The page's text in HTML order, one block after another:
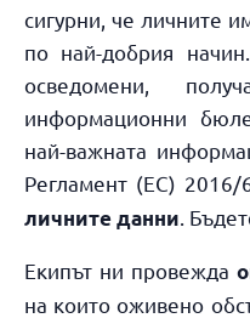
сигурни, че личните
по най-добрия
осведомени,
информационни
най-важната
Регламент (ЕС) 2016/
личните данни .
Екипът ни провежда
на които оживено